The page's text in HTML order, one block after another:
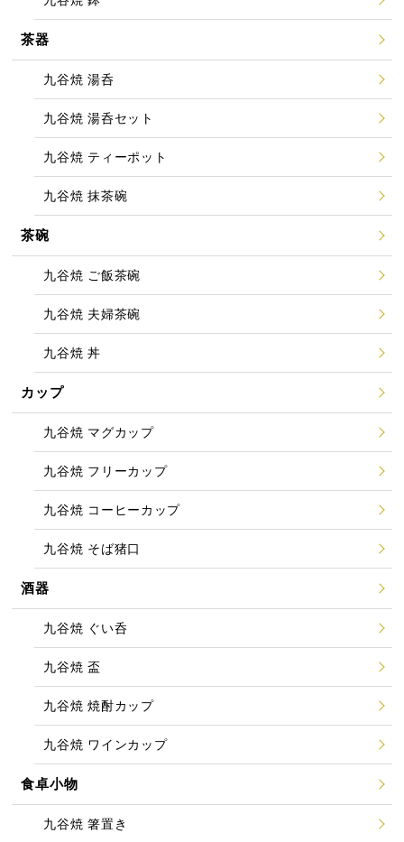
茶器
九谷焼 湯呑
九谷焼 湯呑セット
九谷焼 ティーポット
九谷焼 抹茶碗
茶碗
九谷焼 ご飯茶碗
九谷焼 夫婦茶碗
九谷焼 丼
カップ
九谷焼 マグカップ
九谷焼 フリーカップ
九谷焼 コーヒーカップ
九谷焼 そば猪口
酒器
九谷焼 ぐい呑
九谷焼 盃
九谷焼 焼酎カップ
九谷焼 ワインカップ
食卓小物
九谷焼 箸置き